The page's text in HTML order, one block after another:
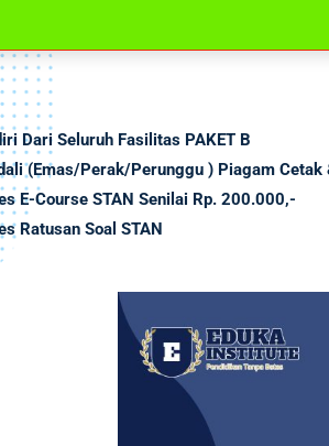
Dari Seluruh Fasilitas PAKET B
(Emas/Perak/Perunggu ) Piagam Cetak
E-Course STAN Senilai Rp. 200.000,-
Ratusan Soal STAN